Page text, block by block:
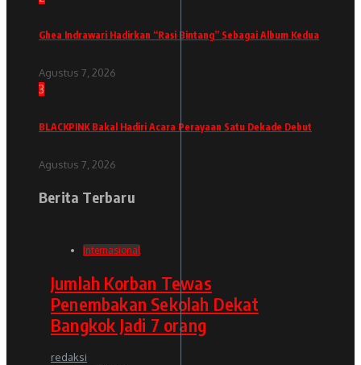
Ghea Indrawari Hadirkan “Rasi Bintang” Sebagai Album Kedua
Agustus 7, 2026
3
BLACKPINK Bakal Hadiri Acara Perayaan Satu Dekade Debut
Agustus 7, 2026
Berita Terbaru
Internasional
Jumlah Korban Tewas
Penembakan Sekolah Dekat
Bangkok Jadi 7 orang
redaksi